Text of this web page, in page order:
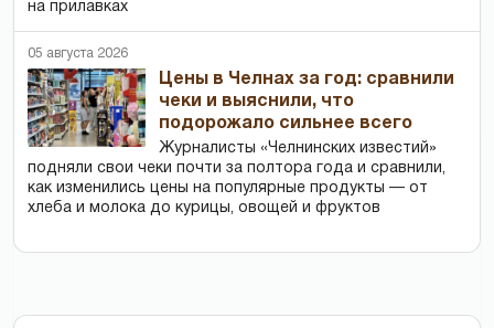
на прилавках
05 августа 2026
Цены в Челнах за год: сравнили
чеки и выяснили, что
подорожало сильнее всего
Журналисты «Челнинских известий»
подняли свои чеки почти за полтора года и сравнили,
как изменились цены на популярные продукты — от
хлеба и молока до курицы, овощей и фруктов